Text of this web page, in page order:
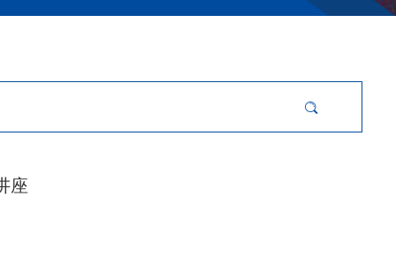
座